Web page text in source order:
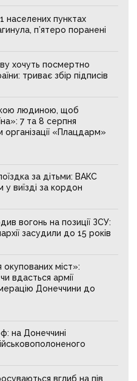
населених пунктах
п’ятеро поранені
хочуть посмертно
триває збір підписів
людиною, щоб
7 та 8 серпня
«Плацдарм»
за дітьми: ВАКС
виїзді за кордон
вогонь на позиції ЗСУ:
засудили до 15 років
міст»:
вдасться армії
Донеччини до
на Донеччині
вглиб на пів